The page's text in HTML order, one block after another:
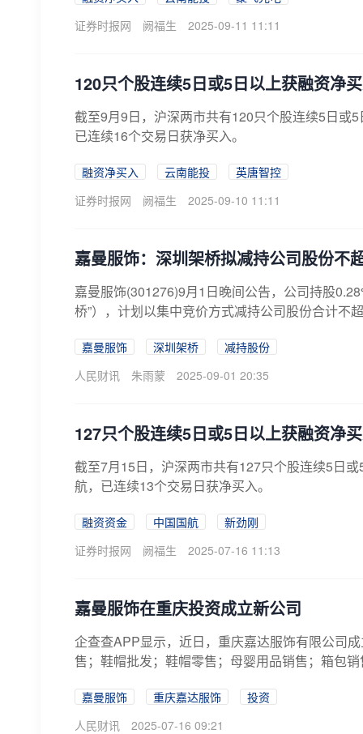
证券时报网
阙福生 2025-09-11 11:11
120只个股连续5日或5日以上获融资净
截至9月9日，沪深两市共有120只个股连续5日或
已连续16个交易日获净买入。
融资净买入 云南能投
英唐智控
证券时报网
阙福生 2025-09-10 11:11
嘉曼服饰：深圳架桥拟减持公司股份不
嘉曼服饰(301276)9月1日晚间公告，公司持股
桥”），计划以集中竞价方式减持公司股份合计不
嘉曼服饰 深圳架桥
减持股份
人民财讯
朱雨蒙 2025-09-01 20:35
127只个股连续5日或5日以上获融资净
截至7月15日，沪深两市共有127只个股连续5日
航，已连续13个交易日获净买入。
融资资金 中国国航
新劲刚
证券时报网
阙福生 2025-07-16 11:13
嘉曼服饰在重庆投资成立新公司
企查查APP显示，近日，重庆嘉达服饰有限公司
售；鞋帽批发；鞋帽零售；母婴用品销售；箱包
嘉曼服饰 重庆嘉达服饰
投资
人民财讯
2025-07-16 09:21